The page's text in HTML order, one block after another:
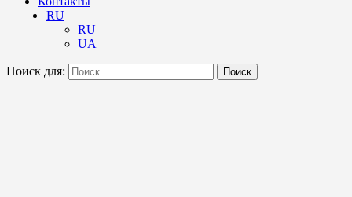
RU
RU
UA
Поиск для: Поиск